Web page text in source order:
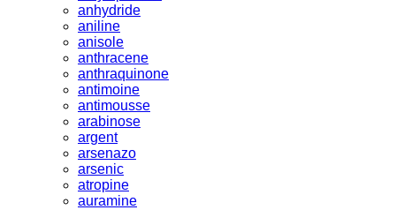
anhydride
aniline
anisole
anthracene
anthraquinone
antimoine
antimousse
arabinose
argent
arsenazo
arsenic
atropine
auramine